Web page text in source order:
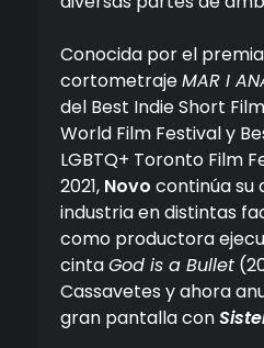
Conocida por el
cortometrajeMAR I
del Best Indie Short
World Film Festival y
LGBTQ+ Toronto Film
2021, Novo continúa su
industria en distintas
como productora
cintaGod is a Bullet
Cassavetes y ahora
gran pantalla con